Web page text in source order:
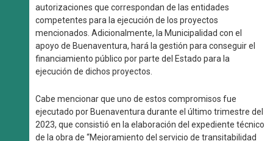
autorizaciones que correspondan de las entidades
competentes para la ejecución de los proyectos
mencionados. Adicionalmente, la Municipalidad con el
apoyo de Buenaventura, hará la gestión para conseguir el
financiamiento público por parte del Estado para la
ejecución de dichos proyectos.
Cabe mencionar que uno de estos compromisos fue
ejecutado por Buenaventura durante el último trimestre del
2023, que consistió en la elaboración del expediente técnico
de la obra de “Mejoramiento del servicio de transitabilidad